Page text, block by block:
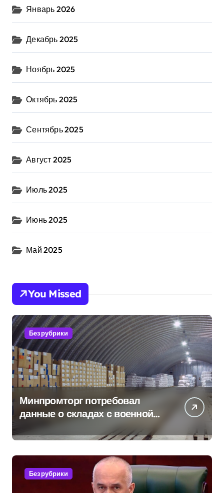
Январь 2026
Декабрь 2025
Ноябрь 2025
Октябрь 2025
Сентябрь 2025
Август 2025
Июль 2025
Июнь 2025
Май 2025
You Missed
Без рубрики
Минпромторг потребовал
данные о складах с военной
продукцией: предприятия
обратились в СК
Без рубрики